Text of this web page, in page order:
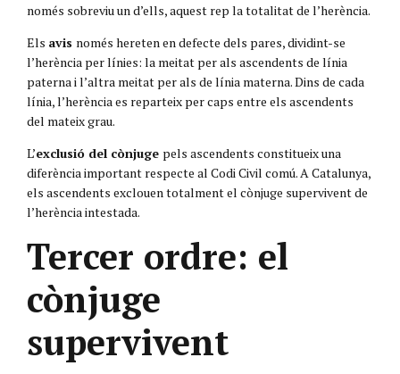
només sobreviu un d’ells, aquest rep la totalitat de l’herència.
Els avis només hereten en defecte dels pares, dividint-se
l’herència per línies: la meitat per als ascendents de línia
paterna i l’altra meitat per als de línia materna. Dins de cada
línia, l’herència es reparteix per caps entre els ascendents
del mateix grau.
L’exclusió del cònjuge pels ascendents constitueix una
diferència important respecte al Codi Civil comú. A Catalunya,
els ascendents exclouen totalment el cònjuge supervivent de
l’herència intestada.
Tercer ordre: el
cònjuge
supervivent